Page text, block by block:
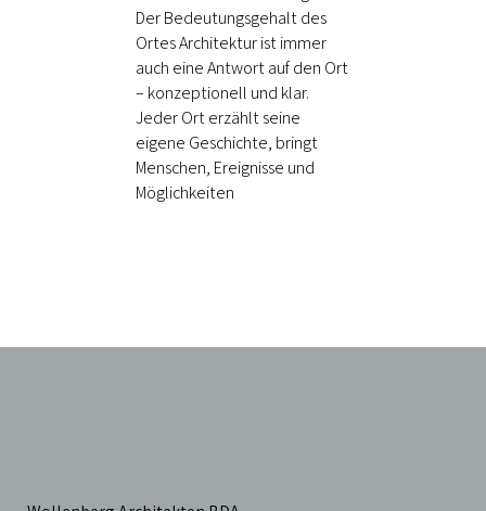
Der Bedeutungsgehalt des
Ortes Architektur ist immer
auch eine Antwort auf den Ort
– konzeptionell und klar.
Jeder Ort erzählt seine
eigene Geschichte, bringt
Menschen, Ereignisse und
Möglichkeiten